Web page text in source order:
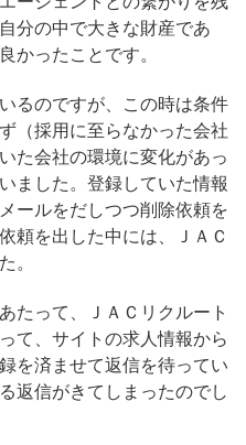
分の中で大きな財産であ
かったことです。
るのですが、この時は条件
（採用に至らなかった会社
た会社の環境に変化があっ
ました。登録していた情報
ールをだしつつ削除依頼を
頼を出した中には、ＪＡＣ
。
たって、ＪＡＣリクルート
て、サイトの求人情報から
を済ませて返信を待ってい
返信がきてしまったのでし